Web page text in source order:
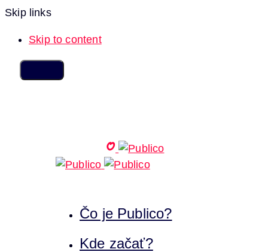
Skip links
Skip to content
Čo je Publico?
Kde začať?